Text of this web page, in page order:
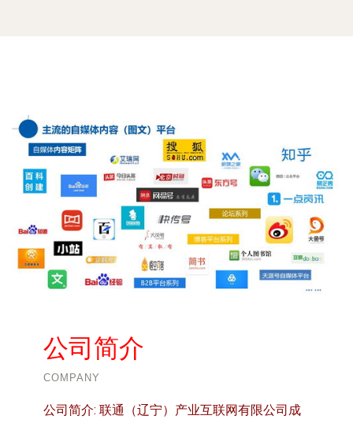
公司简介
COMPANY
公司简介: 联通（辽宁）产业互联网有限公司成